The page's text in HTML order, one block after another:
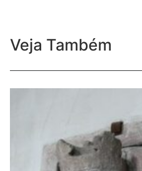
Veja Também